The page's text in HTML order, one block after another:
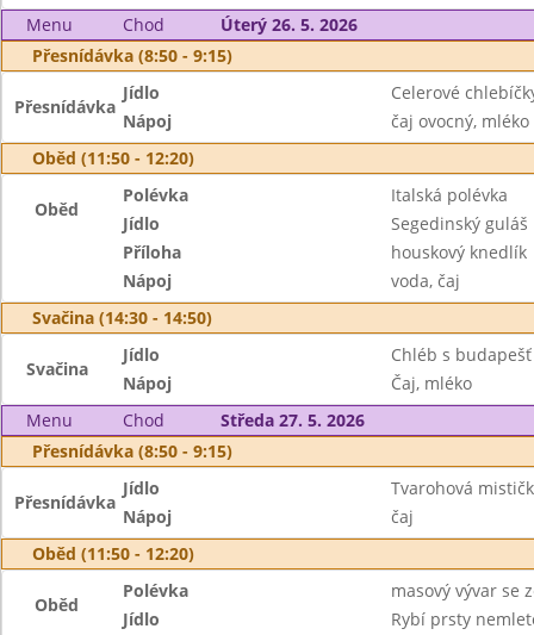
Menu
Chod
Úterý 26. 5. 2026
Přesnídávka (8:50 - 9:15)
Přesnídávka
Jídlo
Celerové
Nápoj
čaj ovocný, mléko
Oběd (11:50 - 12:20)
Oběd
Polévka
Italská polévka
Jídlo
Segedinský guláš
Příloha
houskový knedlík
Nápoj
voda, čaj
Svačina (14:30 - 14:50)
Svačina
Jídlo
Chléb s
Nápoj
Čaj, mléko
Menu
Chod
Středa 27. 5. 2026
Přesnídávka (8:50 - 9:15)
Přesnídávka
Jídlo
Tvarohová
Nápoj
čaj
Oběd (11:50 - 12:20)
Oběd
Polévka
masový vývar se
Jídlo
Rybí prsty